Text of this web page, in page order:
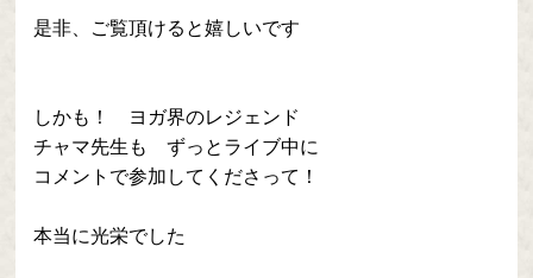
是非、ご覧頂けると嬉しいです
しかも！ ヨガ界のレジェンド
チャマ先生も ずっとライブ中に
コメントで参加してくださって！
本当に光栄でした